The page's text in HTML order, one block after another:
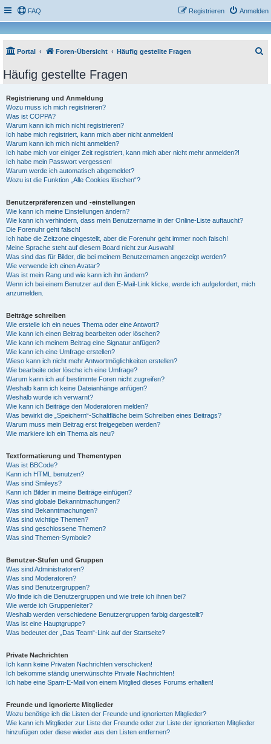
FAQ Anmelden
Registrieren
Portal Foren-Übersicht Häufig gestellte Fragen
Häufig gestellte Fragen
Registrierung und Anmeldung
Wozu muss ich mich registrieren?
Was ist COPPA?
Warum kann ich mich nicht registrieren?
Ich habe mich registriert, kann mich aber nicht anmelden!
Warum kann ich mich nicht anmelden?
Ich habe mich vor einiger Zeit registriert, kann mich aber nicht mehr anmelden?!
Ich habe mein Passwort vergessen!
Warum werde ich automatisch abgemeldet?
Wozu ist die Funktion „Alle Cookies löschen“?
Benutzerpräferenzen und -einstellungen
Wie kann ich meine Einstellungen ändern?
Wie kann ich verhindern, dass mein Benutzername in der Online-Liste auftaucht?
Die Forenuhr geht falsch!
Ich habe die Zeitzone eingestellt, aber die Forenuhr geht immer noch falsch!
Meine Sprache steht auf diesem Board nicht zur Auswahl!
Was sind das für Bilder, die bei meinem Benutzernamen angezeigt werden?
Wie verwende ich einen Avatar?
Was ist mein Rang und wie kann ich ihn ändern?
Wenn ich bei einem Benutzer auf den E-Mail-Link klicke, werde ich aufgefordert, mich
anzumelden.
Beiträge schreiben
Wie erstelle ich ein neues Thema oder eine Antwort?
Wie kann ich einen Beitrag bearbeiten oder löschen?
Wie kann ich meinem Beitrag eine Signatur anfügen?
Wie kann ich eine Umfrage erstellen?
Wieso kann ich nicht mehr Antwortmöglichkeiten erstellen?
Wie bearbeite oder lösche ich eine Umfrage?
Warum kann ich auf bestimmte Foren nicht zugreifen?
Weshalb kann ich keine Dateianhänge anfügen?
Weshalb wurde ich verwarnt?
Wie kann ich Beiträge den Moderatoren melden?
Was bewirkt die „Speichern“-Schaltfläche beim Schreiben eines Beitrags?
Warum muss mein Beitrag erst freigegeben werden?
Wie markiere ich ein Thema als neu?
Textformatierung und Thementypen
Was ist BBCode?
Kann ich HTML benutzen?
Was sind Smileys?
Kann ich Bilder in meine Beiträge einfügen?
Was sind globale Bekanntmachungen?
Was sind Bekanntmachungen?
Was sind wichtige Themen?
Was sind geschlossene Themen?
Was sind Themen-Symbole?
Benutzer-Stufen und Gruppen
Was sind Administratoren?
Was sind Moderatoren?
Was sind Benutzergruppen?
Wo finde ich die Benutzergruppen und wie trete ich ihnen bei?
Wie werde ich Gruppenleiter?
Weshalb werden verschiedene Benutzergruppen farbig dargestellt?
Was ist eine Hauptgruppe?
Was bedeutet der „Das Team“-Link auf der Startseite?
Private Nachrichten
Ich kann keine Privaten Nachrichten verschicken!
Ich bekomme ständig unerwünschte Private Nachrichten!
Ich habe eine Spam-E-Mail von einem Mitglied dieses Forums erhalten!
Freunde und ignorierte Mitglieder
Wozu benötige ich die Listen der Freunde und ignorierten Mitglieder?
Wie kann ich Mitglieder zur Liste der Freunde oder zur Liste der ignorierten Mitglieder
hinzufügen oder diese wieder aus den Listen entfernen?